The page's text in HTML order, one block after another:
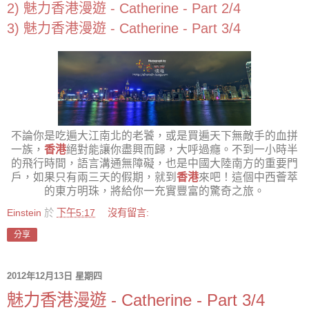
2) 魅力香港漫遊 - Catherine - Part 2/4
3) 魅力香港漫遊 - Catherine - Part 3/4
不論你是吃遍大江南北的老饕，或是買遍天下無敵手的血拼
一族， 香港絕對能讓你盡興而歸，大呼過癮。不到一小時半
的飛行時間，語言溝通無障礙，也是中國大陸南方的重要門
戶，如果只有兩三天的假期，就到 香港來吧！這個中西薈萃
的東方明珠，將給你一充實豐富的驚奇之旅。
Einstein 於 下午5:17 沒有留言:
分享
2012年12月13日 星期四
魅力香港漫遊 - Catherine - Part 3/4